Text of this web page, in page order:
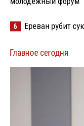
6 Ереван рубит
Главное сегодня